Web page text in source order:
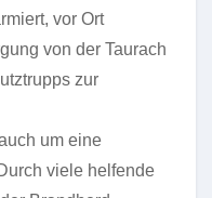
vor Ort
von der Taurach
zur
um eine
viele helfende